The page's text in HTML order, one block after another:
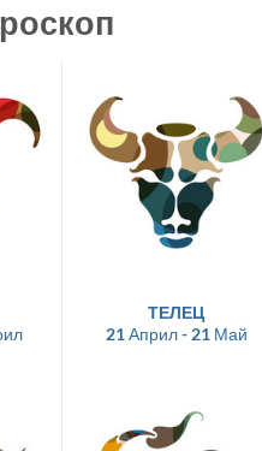
ТЕЛЕЦ
21 Април - 21 Май